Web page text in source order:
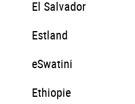
El Salvador
Estland
eSwatini
Ethiopie